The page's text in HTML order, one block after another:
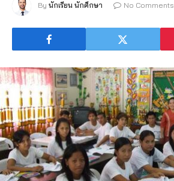
By นักเรียน นักศึกษา No Comments